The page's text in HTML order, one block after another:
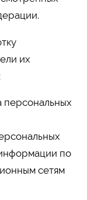
их
персональных
по
сетям